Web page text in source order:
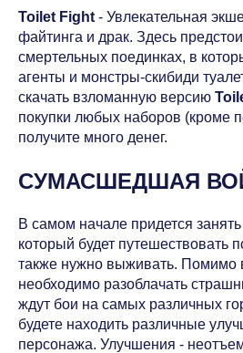
Toilet Fight - Увлекательная
файтинга и драк. Здесь
смертельных поединках, в
агенты и монстры-скибиди
скачать взломанную версию
покупки любых наборов (кроме
получите много денег.
СУМАСШЕДШАЯ
В самом начале придется
который будет путешествовать
также нужно выживать. Помимо
необходимо разоблачать
ждут бои на самых различных
будете находить различные
персонажа. Улучшения -